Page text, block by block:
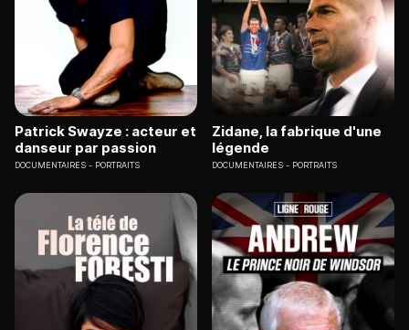
Patrick Swayze : acteur et
danseur par passion
DOCUMENTAIRES PORTRAITS
Zidane, la fabrique d'une
légende
DOCUMENTAIRES PORTRAITS